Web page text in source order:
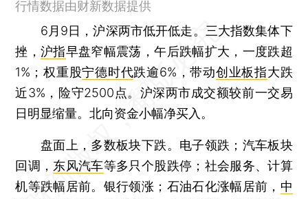
行情数据由财新数据提供
6月9日，沪深两市低开低走。三大指数集体下
挫，沪指早盘窄幅震荡，午后跌幅扩大，一度跌超
1%；权重股宁德时代跌逾6%，带动创业板指大跌
近3%，险守2500点。沪深两市成交额较前一交易
日明显缩量。北向资金小幅净买入。
盘面上，多数板块下跌。电子领跌；汽车板块
回调， 东风汽车等多只个股跌停；社会服务、计算
机等跌幅居前。银行领涨；石油石化涨幅居前， 中